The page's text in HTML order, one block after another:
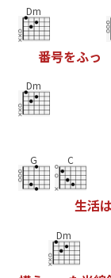
Dm
番号をふっ
Dm
G C
生活は
Dm